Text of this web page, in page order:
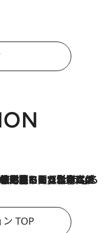
ーチャージ料の高値が続いている」ホルムズ海峡封鎖による影響はいつまで続く？《エネルギー専門家に聞く“どうなる日本の暮らし”》
TOP